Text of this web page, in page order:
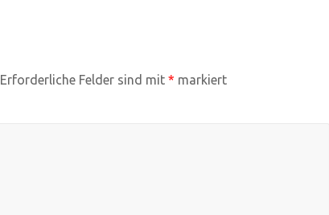
Erforderliche Felder sind mit * markiert